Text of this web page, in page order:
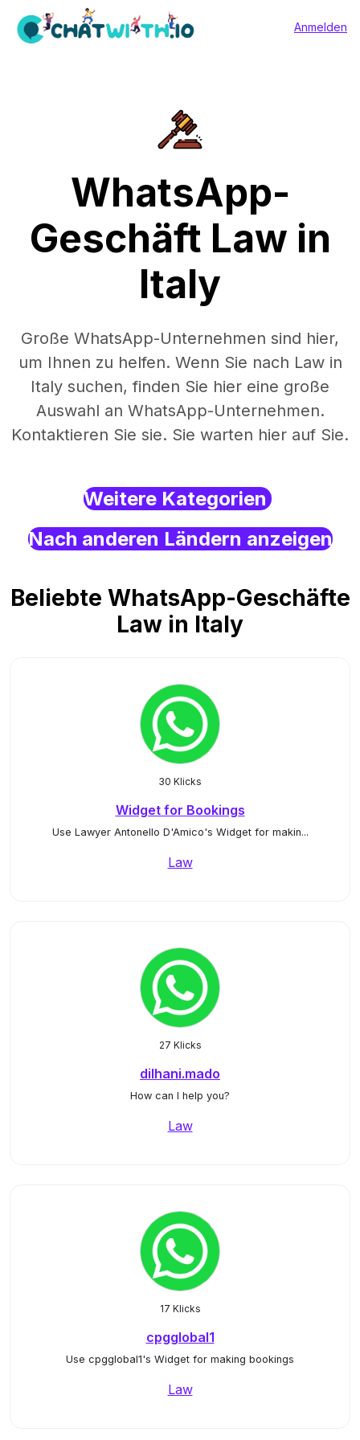
Anmelden
WhatsApp-
Geschäft Law in
Italy
Große WhatsApp-Unternehmen sind hier,
um Ihnen zu helfen. Wenn Sie nach Law in
Italy suchen, finden Sie hier eine große
Auswahl an WhatsApp-Unternehmen.
Kontaktieren Sie sie. Sie warten hier auf Sie.
Weitere Kategorien
Nach anderen Ländern anzeigen
Beliebte WhatsApp-Geschäfte
Law in Italy
30 Klicks
Widget for Bookings
Use Lawyer Antonello D'Amico's Widget for makin...
Law
27 Klicks
dilhani.mado
How can I help you?
Law
17 Klicks
cpgglobal1
Use cpgglobal1's Widget for making bookings
Law